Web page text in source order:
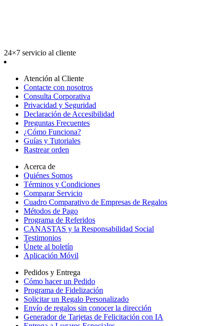
24×7 servicio al cliente
Atención al Cliente
Contacte con nosotros
Consulta Corporativa
Privacidad y Seguridad
Declaración de Accesibilidad
Preguntas Frecuentes
¿Cómo Funciona?
Guías y Tutoriales
Rastrear orden
Acerca de
Quiénes Somos
Términos y Condiciones
Comparar Servicio
Cuadro Comparativo de Empresas de Regalos
Métodos de Pago
Programa de Referidos
CANASTAS y la Responsabilidad Social
Testimonios
Únete al boletín
Aplicación Móvil
Pedidos y Entrega
Cómo hacer un Pedido
Programa de Fidelización
Solicitar un Regalo Personalizado
Envío de regalos sin conocer la dirección
Generador de Tarjetas de Felicitación con IA